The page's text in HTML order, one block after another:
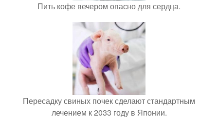
Пить кофе вечером опасно для сердца.
Пересадку свиных почек сделают стандартным
лечением к 2033 году в Японии.